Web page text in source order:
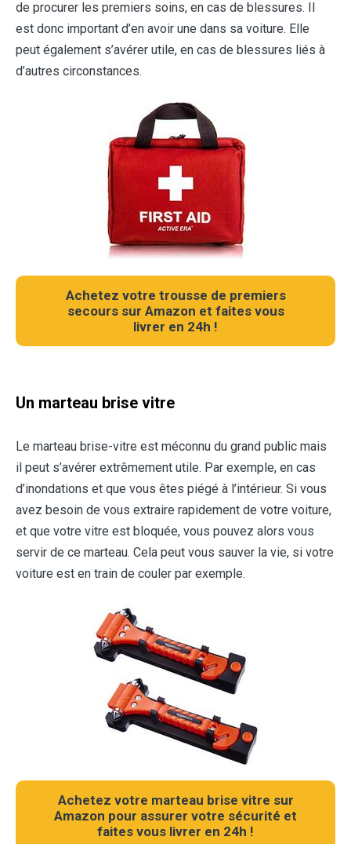
de procurer les premiers soins, en cas de blessures. Il
est donc important d’en avoir une dans sa voiture. Elle
peut également s’avérer utile, en cas de blessures liés à
d’autres circonstances.
Achetez votre trousse de premiers
secours sur Amazon et faites vous
livrer en 24h !
Un marteau brise vitre
Le marteau brise-vitre est méconnu du grand public mais
il peut s’avérer extrêmement utile. Par exemple, en cas
d’inondations et que vous êtes piégé à l’intérieur. Si vous
avez besoin de vous extraire rapidement de votre voiture,
et que votre vitre est bloquée, vous pouvez alors vous
servir de ce marteau. Cela peut vous sauver la vie, si votre
voiture est en train de couler par exemple.
Achetez votre marteau brise vitre sur
Amazon pour assurer votre sécurité et
faites vous livrer en 24h !